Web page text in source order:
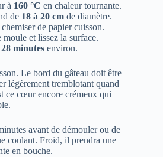
à 160 °C en chaleur tournante.
de 18 à 20 cm de diamètre.
de papier cuisson.
moule et lissez la surface.
minutes environ.
Le bord du gâteau doit être
légèrement tremblotant quand
ce cœur encore crémeux qui
avant de démouler ou de
coulant. Froid, il prendra une
en bouche.